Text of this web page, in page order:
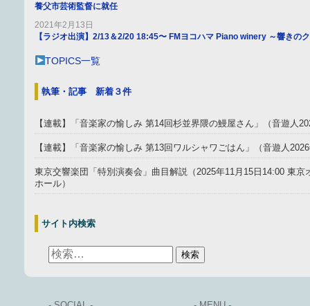
養父市芸術監督に就任
2021年2月13日
【ラジオ出演】2/13＆2/20 18:45〜 FMヨコハマ Piano winery ～響きの
TOPICS一覧
執筆・記事 新着３件
【連載】「音楽家の愉しみ 第14回杉並界隈の鰻屋さん」（音遊人
【連載】「音楽家の愉しみ 第13回ワルシャワごはん」（音遊人
東京交響楽団「特別演奏会」曲目解説（2025年11月15日14:00 東京
ホール）
サイト内検索